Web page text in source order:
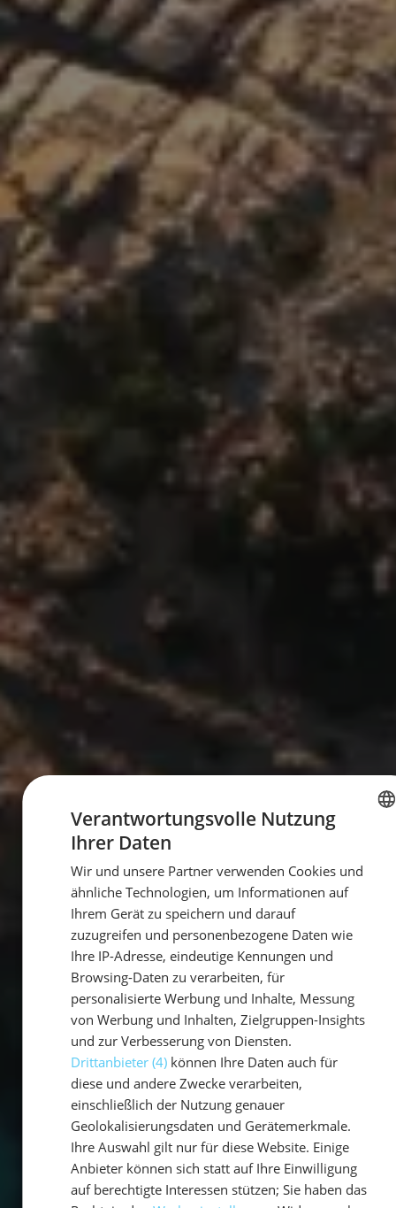
GERMAN
Verantwortungsvolle Nutzung
Ihrer Daten
Wir und unsere Partner verwenden Cookies und
ähnliche Technologien, um Informationen auf
Ihrem Gerät zu speichern und darauf
zuzugreifen und personenbezogene Daten wie
Ihre IP-Adresse, eindeutige Kennungen und
Browsing-Daten zu verarbeiten, für
personalisierte Werbung und Inhalte, Messung
von Werbung und Inhalten, Zielgruppen-Insights
und zur Verbesserung von Diensten.
Drittanbieter (4)können Ihre Daten auch für
diese und andere Zwecke verarbeiten,
einschließlich der Nutzung genauer
Geolokalisierungsdaten und Gerätemerkmale.
Ihre Auswahl gilt nur für diese Website. Einige
Anbieter können sich statt auf Ihre Einwilligung
auf berechtigte Interessen stützen; Sie haben das